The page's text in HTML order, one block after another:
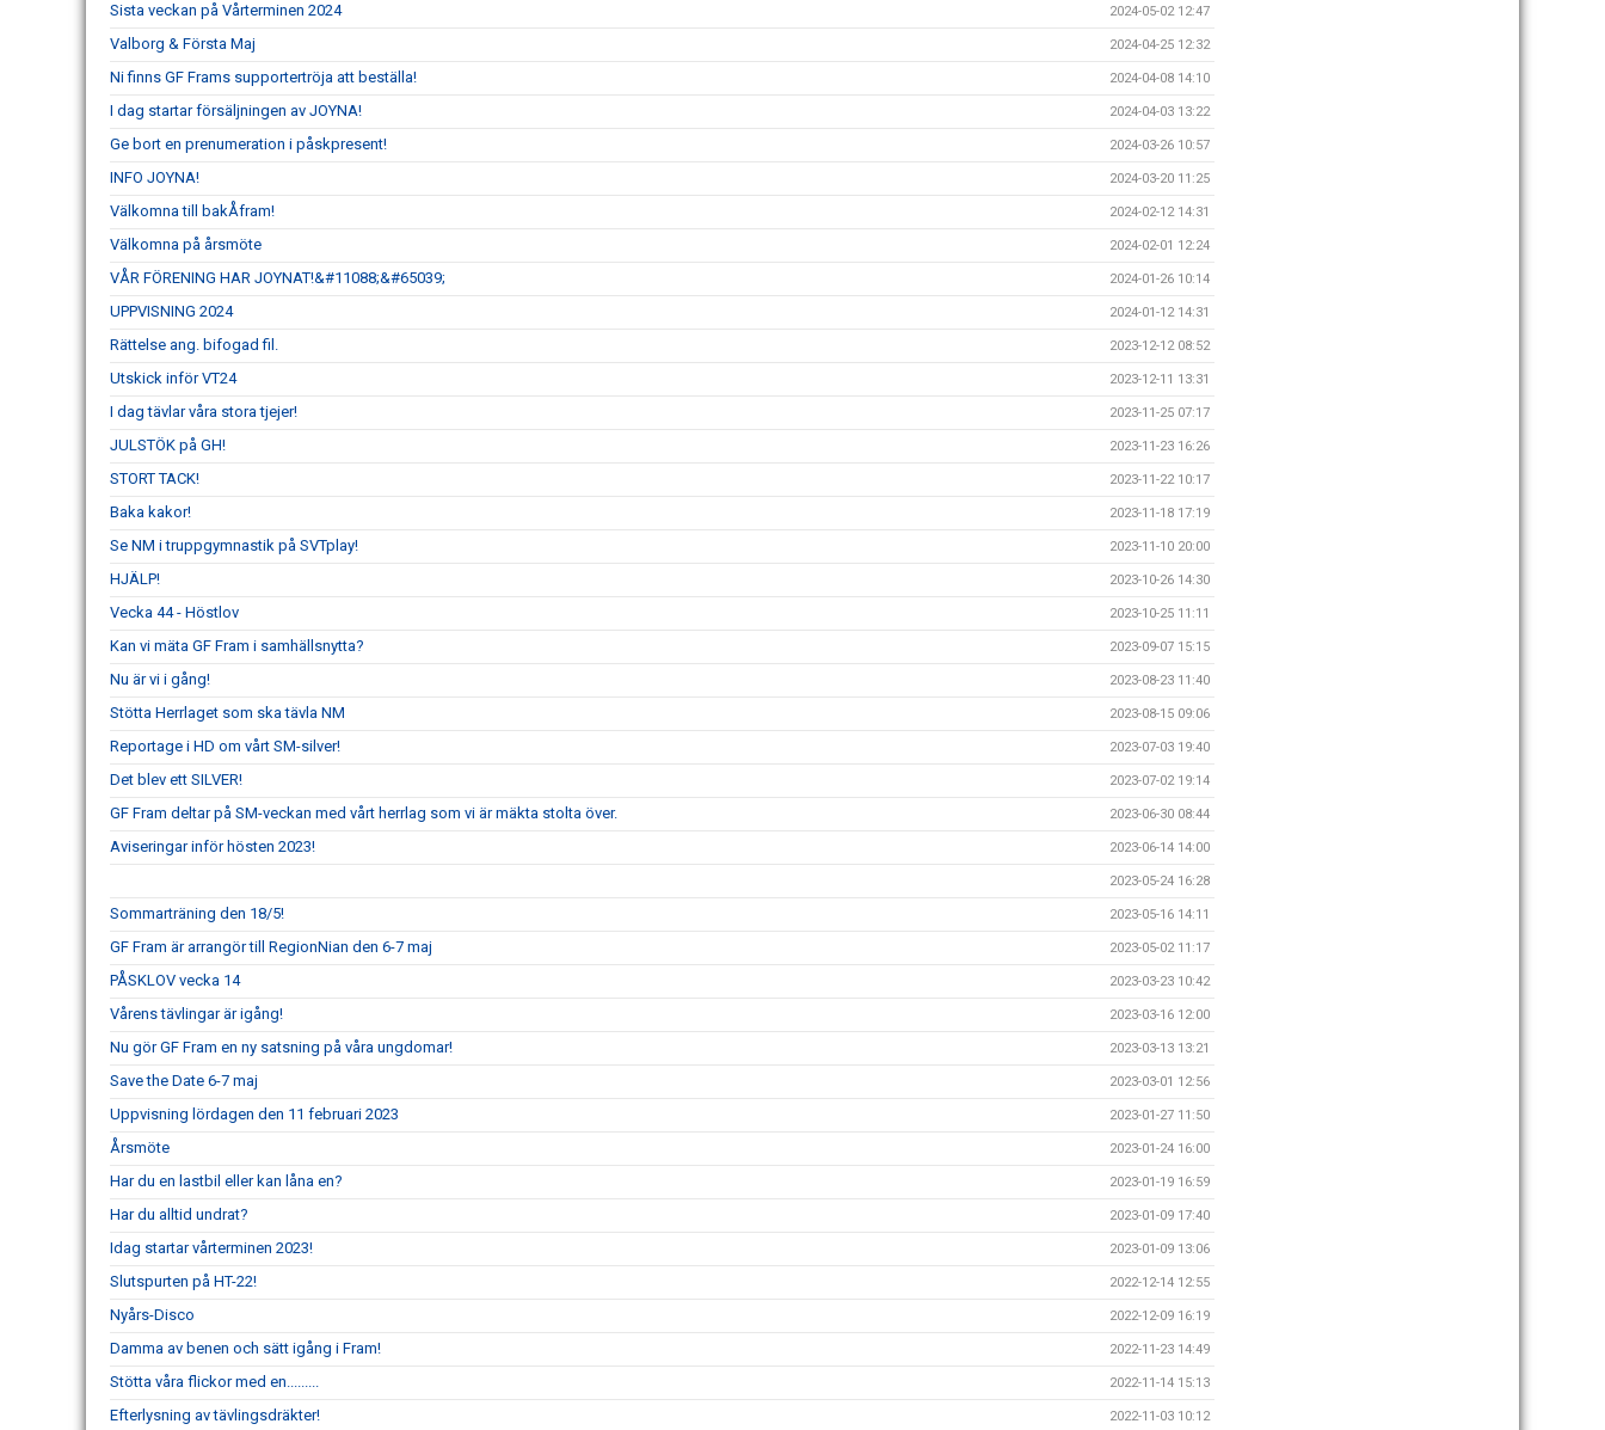
Sista veckan på Vårterminen 2024 2024-05-02 12:47
Valborg & Första Maj 2024-04-25 12:32
Ni finns GF Frams supportertröja att beställa! 2024-04-08 14:10
I dag startar försäljningen av JOYNA! 2024-04-03 13:22
Ge bort en prenumeration i påskpresent! 2024-03-26 10:57
INFO JOYNA! 2024-03-20 11:25
Välkomna till bakÅfram! 2024-02-12 14:31
Välkomna på årsmöte 2024-02-01 12:24
VÅR FÖRENING HAR JOYNAT!&#11088;&#65039; 2024-01-26 10:14
UPPVISNING 2024 2024-01-12 14:31
Rättelse ang. bifogad fil. 2023-12-12 08:52
Utskick inför VT24 2023-12-11 13:31
I dag tävlar våra stora tjejer! 2023-11-25 07:17
JULSTÖK på GH! 2023-11-23 16:26
STORT TACK! 2023-11-22 10:17
Baka kakor! 2023-11-18 17:19
Se NM i truppgymnastik på SVTplay! 2023-11-10 20:00
HJÄLP! 2023-10-26 14:30
Vecka 44 - Höstlov 2023-10-25 11:11
Kan vi mäta GF Fram i samhällsnytta? 2023-09-07 15:15
Nu är vi i gång! 2023-08-23 11:40
Stötta Herrlaget som ska tävla NM 2023-08-15 09:06
Reportage i HD om vårt SM-silver! 2023-07-03 19:40
Det blev ett SILVER! 2023-07-02 19:14
GF Fram deltar på SM-veckan med vårt herrlag som vi är mäkta stolta över. 2023-06-30 08:44
Aviseringar inför hösten 2023! 2023-06-14 14:00
2023-05-24 16:28
Sommarträning den 18/5! 2023-05-16 14:11
GF Fram är arrangör till RegionNian den 6-7 maj 2023-05-02 11:17
PÅSKLOV vecka 14 2023-03-23 10:42
Vårens tävlingar är igång! 2023-03-16 12:00
Nu gör GF Fram en ny satsning på våra ungdomar! 2023-03-13 13:21
Save the Date 6-7 maj 2023-03-01 12:56
Uppvisning lördagen den 11 februari 2023 2023-01-27 11:50
Årsmöte 2023-01-24 16:00
Har du en lastbil eller kan låna en? 2023-01-19 16:59
Har du alltid undrat? 2023-01-09 17:40
Idag startar vårterminen 2023! 2023-01-09 13:06
Slutspurten på HT-22! 2022-12-14 12:55
Nyårs-Disco 2022-12-09 16:19
Damma av benen och sätt igång i Fram! 2022-11-23 14:49
Stötta våra flickor med en......... 2022-11-14 15:13
Efterlysning av tävlingsdräkter! 2022-11-03 10:12